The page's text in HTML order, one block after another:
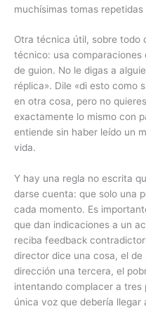
muchísimas tomas
Otra técnica útil, sobre todo
técnico: usa comparaciones
de guion. No le digas a
réplica». Dile «di esto como
en otra cosa, pero no
exactamente lo mismo con
entiende sin haber leído un
vida.
Y hay una regla no escrita
darse cuenta: que solo una
cada momento. Es
que dan indicaciones a un
reciba feedback
director dice una cosa, el
dirección una tercera, el
intentando complacer a tres
única voz que debería